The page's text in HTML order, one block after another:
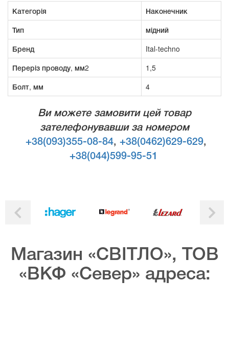
Категорія
Наконечник
Тип
мідний
Бренд
Ital-techno
Переріз проводу, мм2
1,5
Болт, мм
4
Ви можете замовити цей товар
зателефонувавши за номером
+38(093)355-08-84, +38(0462)629-629,
+38(044)599-95-51
Магазин «СВІТЛО», ТОВ
«ВКФ «Север» адреса: